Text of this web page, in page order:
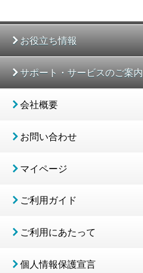
お役立ち情報
サポート・サービスのご案内
会社概要
お問い合わせ
マイページ
ご利用ガイド
ご利用にあたって
個人情報保護宣言